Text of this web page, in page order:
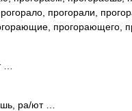
прогорали,
прогорающего,
…
ра/ют …